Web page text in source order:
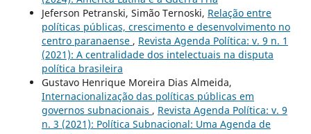
Jeferson Petranski, Simão Ternoski, Relação entre
políticas públicas, crescimento e desenvolvimento no
centro paranaense , Revista Agenda Política: v. 9 n. 1
(2021): A centralidade dos intelectuais na disputa
política brasileira
Gustavo Henrique Moreira Dias Almeida,
Internacionalização das políticas públicas em
governos subnacionais , Revista Agenda Política: v. 9
n. 3 (2021): Política Subnacional: Uma Agenda de